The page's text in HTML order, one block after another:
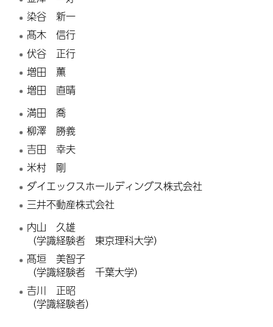
染谷 新一
髙木 信行
伏谷 正行
増田 薫
増田 直晴
満田 喬
柳澤 勝義
吉田 幸夫
米村 剛
ダイエックスホールディングス株式会社
三井不動産株式会社
内山 久雄
（学識経験者 東京理科大学）
髙垣 美智子
（学識経験者 千葉大学）
𠮷川 正昭
（学識経験者）